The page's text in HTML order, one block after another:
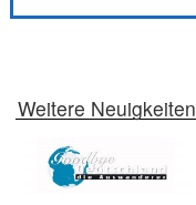
Weitere Neuigkeiten